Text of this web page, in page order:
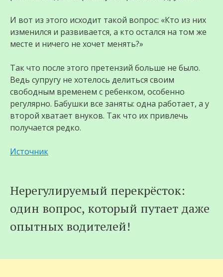
И вот из этого исходит такой вопрос: «Кто из них
изменился и развивается, а кто остался на том же
месте и ничего не хочет менять?»
Так что после этого претензий больше не было.
Ведь супругу не хотелось делиться своим
свободным временем с ребенком, особенно
регулярно. Бабушки все заняты: одна работает, а у
второй хватает внуков. Так что их привлечь
получается редко.
Источник
Нерегулируемый перекрёсток:
один вопрос, который путает даже
опытных водителей!